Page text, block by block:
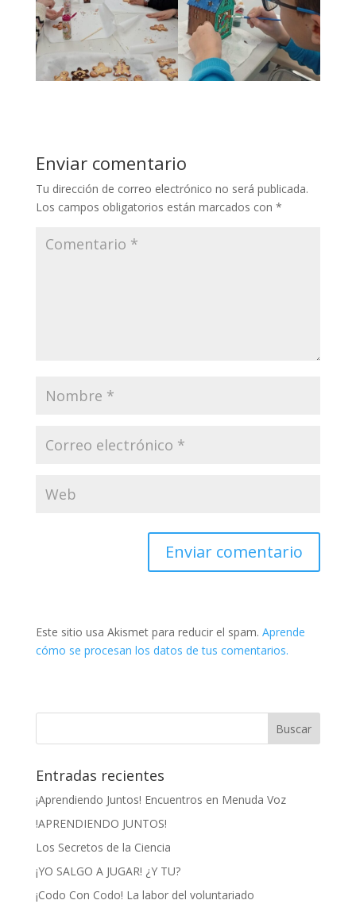
Enviar comentario
Tu dirección de correo electrónico no será publicada.
Los campos obligatorios están marcados con *
Este sitio usa Akismet para reducir el spam. Aprende
cómo se procesan los datos de tus comentarios.
Entradas recientes
¡Aprendiendo Juntos! Encuentros en Menuda Voz
!APRENDIENDO JUNTOS!
Los Secretos de la Ciencia
¡YO SALGO A JUGAR! ¿Y TU?
¡Codo Con Codo! La labor del voluntariado